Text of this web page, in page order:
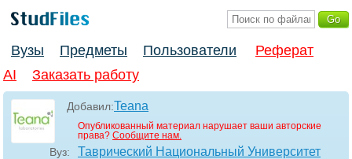
Вузы Предметы Пользователи
Реферат
AI
Заказать работу
Добавил:Teana
Опубликованный материал нарушает ваши авторские
права? Сообщите нам.
Вуз:
Таврический Национальный Университет